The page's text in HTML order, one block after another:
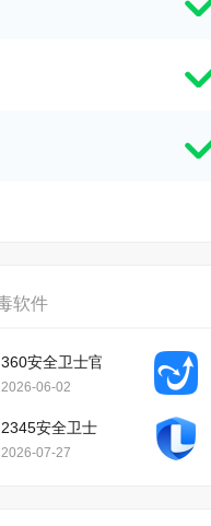
软件
360安全卫士官方版
2026-06-02
2345安全卫士
2026-07-27